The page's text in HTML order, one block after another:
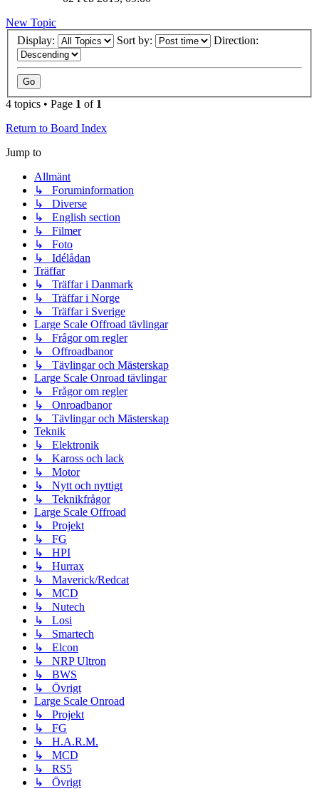
New Topic
Display:
Sort by: Direction:
4 topics • Page 1 of 1
Return to Board Index
Jump to
Allmänt
↳ Foruminformation
↳ Diverse
↳ English section
↳ Filmer
↳ Foto
↳ Idélådan
Träffar
↳ Träffar i Danmark
↳ Träffar i Norge
↳ Träffar i Sverige
Large Scale Offroad tävlingar
↳ Frågor om regler
↳ Offroadbanor
↳ Tävlingar och Mästerskap
Large Scale Onroad tävlingar
↳ Frågor om regler
↳ Onroadbanor
↳ Tävlingar och Mästerskap
Teknik
↳ Elektronik
↳ Kaross och lack
↳ Motor
↳ Nytt och nyttigt
↳ Teknikfrågor
Large Scale Offroad
↳ Projekt
↳ FG
↳ HPI
↳ Hurrax
↳ Maverick/Redcat
↳ MCD
↳ Nutech
↳ Losi
↳ Smartech
↳ Elcon
↳ NRP Ultron
↳ BWS
↳ Övrigt
Large Scale Onroad
↳ Projekt
↳ FG
↳ H.A.R.M.
↳ MCD
↳ RS5
↳ Övrigt